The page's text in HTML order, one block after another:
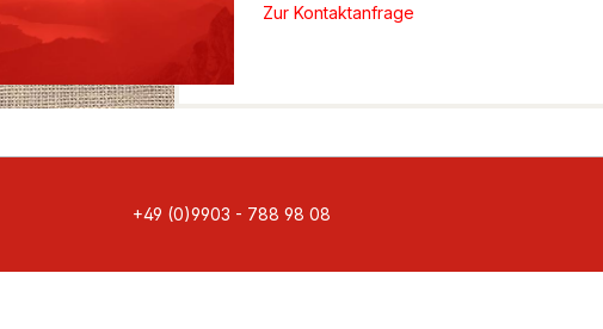
Zur Kontaktanfrage
+49 (0)9903 - 788 98 08